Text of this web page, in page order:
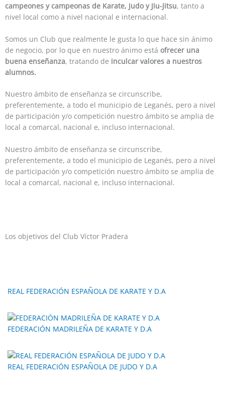
campeones y campeonas de Karate, Judo y Jiu-Jitsu, tanto a
nivel local como a nivel nacional e internacional.
Somos un Club que realmente le gusta lo que hace sin ánimo
de negocio, por lo que en nuestro ánimo está ofrecer una
buena enseñanza, tratando de inculcar valores a nuestros
alumnos.
Nuestro ámbito de enseñanza se circunscribe,
preferentemente, a todo el municipio de Leganés, pero a nivel
de participación y/o competición nuestro ámbito se amplia de
local a comarcal, nacional e, incluso internacional.
Nuestro ámbito de enseñanza se circunscribe,
preferentemente, a todo el municipio de Leganés, pero a nivel
de participación y/o competición nuestro ámbito se amplia de
local a comarcal, nacional e, incluso internacional.
Los objetivos del Club Víctor Pradera​
REAL FEDERACIÓN ESPAÑOLA DE KARATE Y D.A
FEDERACIÓN MADRILEÑA DE KARATE Y D.A
REAL FEDERACIÓN ESPAÑOLA DE JUDO Y D.A